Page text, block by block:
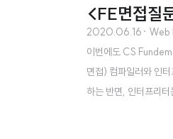
<FE면접질
2020.06.16 ·
이번에도 CS
면접) 컴파일러와 인
하는 반면, 인터프리